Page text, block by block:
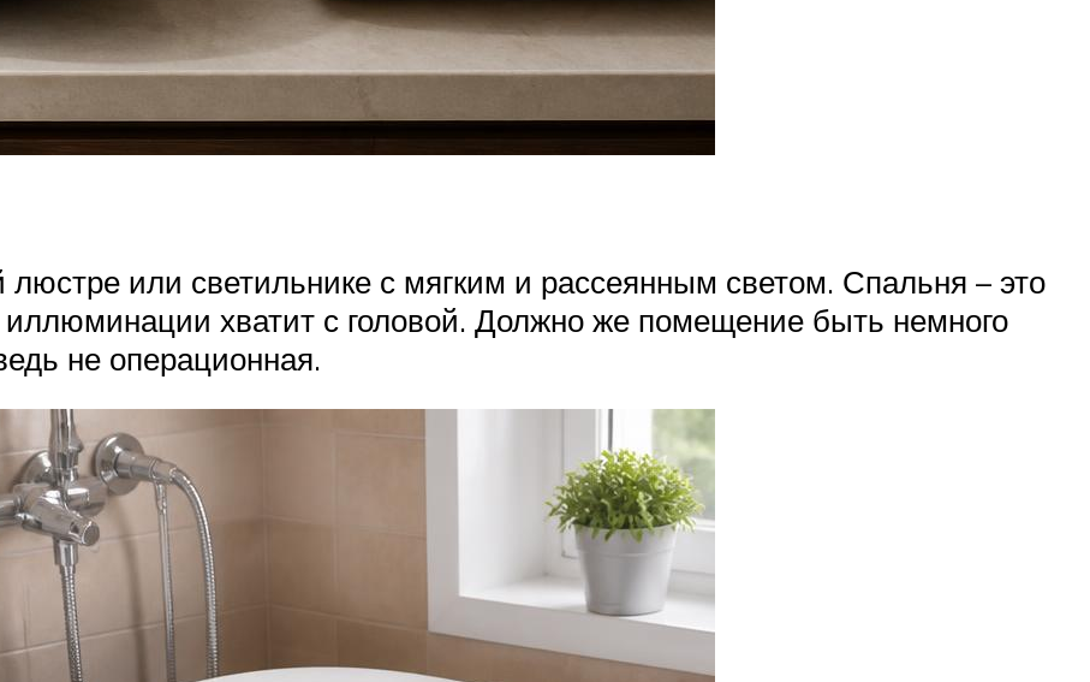
или светильнике с мягким и рассеянным светом. Спальня – это
иллюминации хватит с головой. Должно же помещение быть немного
не операционная.